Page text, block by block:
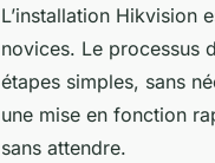
L’installation Hikvision
novices. Le processus
étapes simples, sans
une mise en fonction
sans attendre.